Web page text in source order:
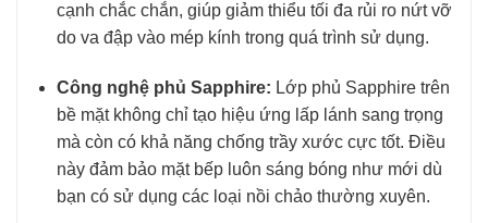
cạnh chắc chắn, giúp giảm thiểu tối đa rủi ro nứt vỡ
do va đập vào mép kính trong quá trình sử dụng.
Công nghệ phủ Sapphire: Lớp phủ Sapphire trên
bề mặt không chỉ tạo hiệu ứng lấp lánh sang trọng
mà còn có khả năng chống trầy xước cực tốt. Điều
này đảm bảo mặt bếp luôn sáng bóng như mới dù
bạn có sử dụng các loại nồi chảo thường xuyên.